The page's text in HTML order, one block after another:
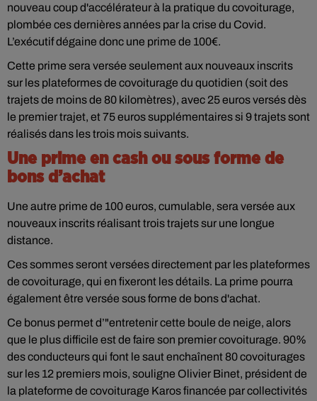
nouveau coup d'accélérateur à la pratique du covoiturage,
plombée ces dernières années par la crise du Covid.
L’exécutif dégaine donc une prime de 100€.
Cette prime sera versée seulement aux nouveaux inscrits
sur les plateformes de covoiturage du quotidien (soit des
trajets de moins de 80 kilomètres), avec 25 euros versés dès
le premier trajet, et 75 euros supplémentaires si 9 trajets sont
réalisés dans les trois mois suivants.
Une prime en cash ou sous forme de
bons d’achat
Une autre prime de 100 euros, cumulable, sera versée aux
nouveaux inscrits réalisant trois trajets sur une longue
distance.
Ces sommes seront versées directement par les plateformes
de covoiturage, qui en fixeront les détails. La prime pourra
également être versée sous forme de bons d'achat.
Ce bonus permet d’"entretenir cette boule de neige, alors
que le plus difficile est de faire son premier covoiturage. 90%
des conducteurs qui font le saut enchaînent 80 covoiturages
sur les 12 premiers mois, souligne Olivier Binet, président de
la plateforme de covoiturage Karos financée par collectivités